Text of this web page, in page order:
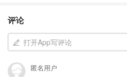
评论
打开App写评论
匿名用户